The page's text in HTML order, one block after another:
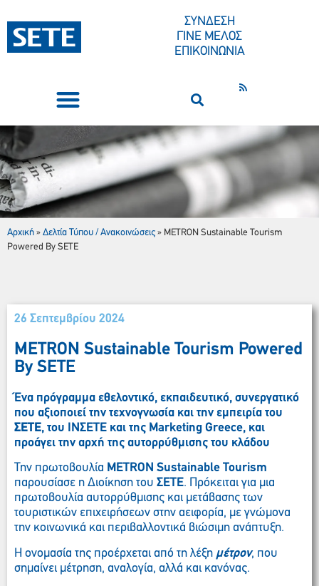
ΣΥΝΔΕΣΗ
ΓΙΝΕ ΜΕΛΟΣ
ΕΠΙΚΟΙΝΩΝΙΑ
Αρχική » Δελτία Τύπου / Ανακοινώσεις » METRON Sustainable Tourism
Powered By SETE
26 Σεπτεμβρίου 2024
METRON Sustainable Tourism Powered
By SETE
Ένα πρόγραμμα εθελοντικό, εκπαιδευτικό, συνεργατικό
που αξιοποιεί την τεχνογνωσία και την εμπειρία του
ΣΕΤΕ, του ΙΝΣΕΤΕ και της Marketing Greece, και
προάγει την αρχή της αυτορρύθμισης του κλάδου
Την πρωτοβουλία METRON Sustainable Tourism
παρουσίασε η Διοίκηση του ΣΕΤΕ. Πρόκειται για μια
πρωτοβουλία αυτορρύθμισης και μετάβασης των
τουριστικών επιχειρήσεων στην αειφορία, με γνώμονα
την κοινωνικά και περιβαλλοντικά βιώσιμη ανάπτυξη.
Η ονομασία της προέρχεται από τη λέξη μέτρον, που
σημαίνει μέτρηση, αναλογία, αλλά και κανόνας.